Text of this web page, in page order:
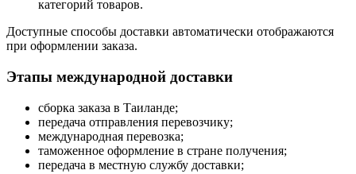
категорий товаров.
Доступные способы доставки автоматически отображаются
при оформлении заказа.
Этапы международной доставки
сборка заказа в Таиланде;
передача отправления перевозчику;
международная перевозка;
таможенное оформление в стране получения;
передача в местную службу доставки;